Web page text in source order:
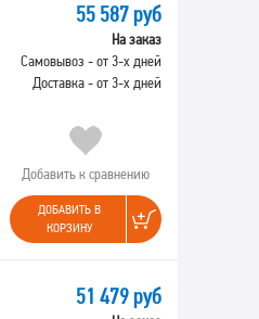
55 587 руб
На заказ
Самовывоз - от 3-х дней
Доставка - от 3-х дней
Добавить к сравнению
ДОБАВИТЬ В
КОРЗИНУ
51 479 руб